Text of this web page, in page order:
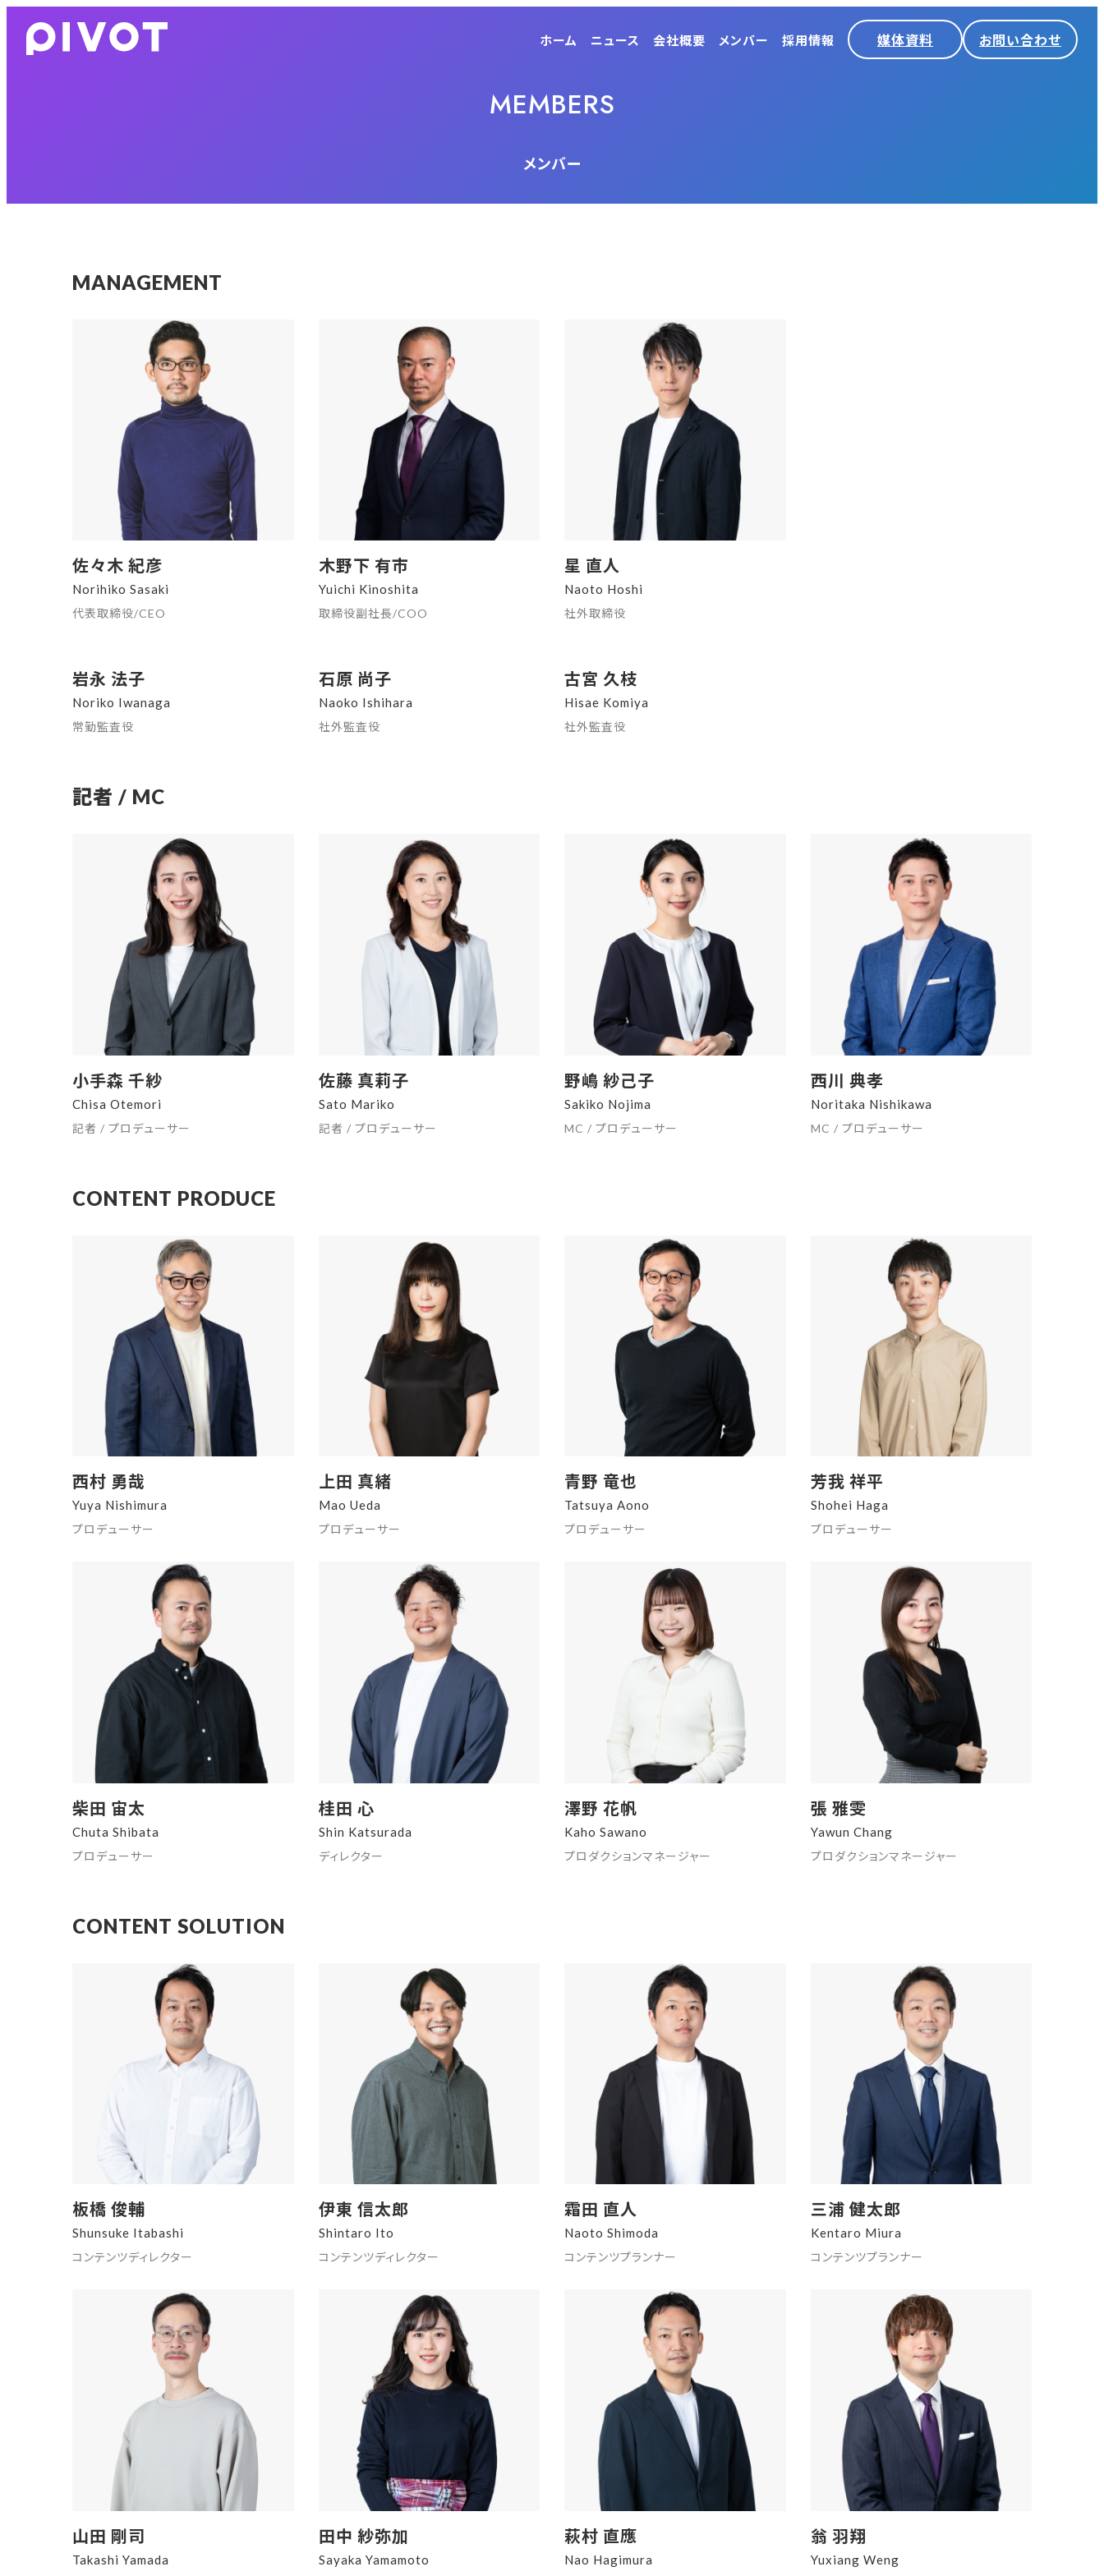
ホーム ニュース 会社概要 メンバー 採用情報 媒体資料 お問い合わせ
MEMBERS
メンバー
MANAGEMENT
佐々木 紀彦
Norihiko Sasaki
代表取締役/CEO
木野下 有市
Yuichi Kinoshita
取締役副社長/COO
星 直人
Naoto Hoshi
社外取締役
岩永 法子
Noriko Iwanaga
常勤監査役
石原 尚子
Naoko Ishihara
社外監査役
古宮 久枝
Hisae Komiya
社外監査役
記者 / MC
小手森 千紗
Chisa Otemori
記者 / プロデューサー
佐藤 真莉子
Sato Mariko
記者 / プロデューサー
野嶋 紗己子
Sakiko Nojima
MC / プロデューサー
西川 典孝
Noritaka Nishikawa
MC / プロデューサー
CONTENT PRODUCE
西村 勇哉
Yuya Nishimura
プロデューサー
上田 真緒
Mao Ueda
プロデューサー
青野 竜也
Tatsuya Aono
プロデューサー
芳我 祥平
Shohei Haga
プロデューサー
柴田 宙太
Chuta Shibata
プロデューサー
桂田 心
Shin Katsurada
ディレクター
澤野 花帆
Kaho Sawano
プロダクションマネージャー
張 雅雯
Yawun Chang
プロダクションマネージャー
CONTENT SOLUTION
板橋 俊輔
Shunsuke Itabashi
コンテンツディレクター
伊東 信太郎
Shintaro Ito
コンテンツディレクター
霜田 直人
Naoto Shimoda
コンテンツプランナー
三浦 健太郎
Kentaro Miura
コンテンツプランナー
山田 剛司
Takashi Yamada
田中 紗弥加
Sayaka Yamamoto
萩村 直應
Nao Hagimura
翁 羽翔
Yuxiang Weng